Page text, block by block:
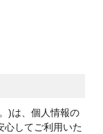
)は、個人情報の
心してご利用いた